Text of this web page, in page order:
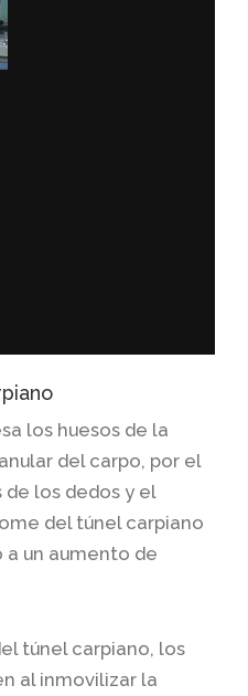
los huesos de la
del carpo, por el
de los dedos y el
del túnel carpiano
un aumento de
túnel carpiano, los
al inmovilizar la